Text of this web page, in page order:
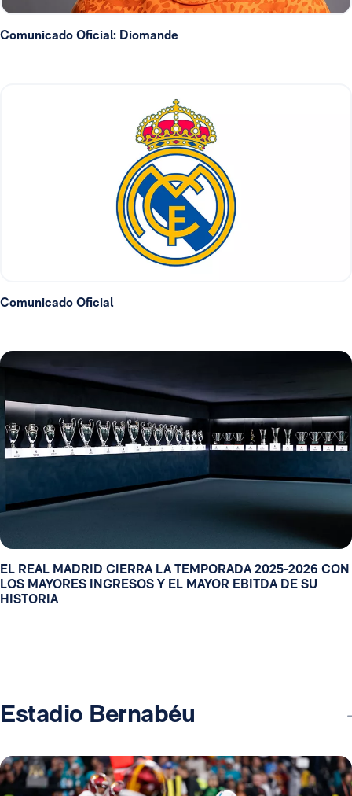
Comunicado Oficial: Diomande
Comunicado Oficial
EL REAL MADRID CIERRA LA TEMPORADA 2025-2026 CON
LOS MAYORES INGRESOS Y EL MAYOR EBITDA DE SU
HISTORIA
Estadio Bernabéu